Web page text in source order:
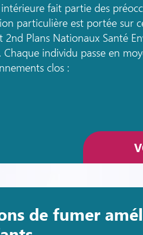
fait partie des
particulière est portée sur
2nd Plans Nationaux Santé
individu passe en
clos :
de fumer